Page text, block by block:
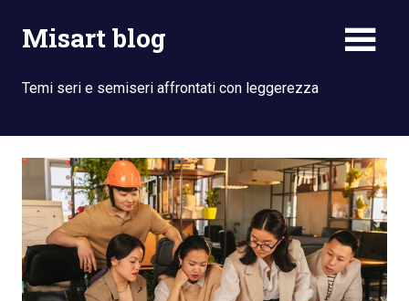
Misart blog
Temi seri e semiseri affrontati con leggerezza